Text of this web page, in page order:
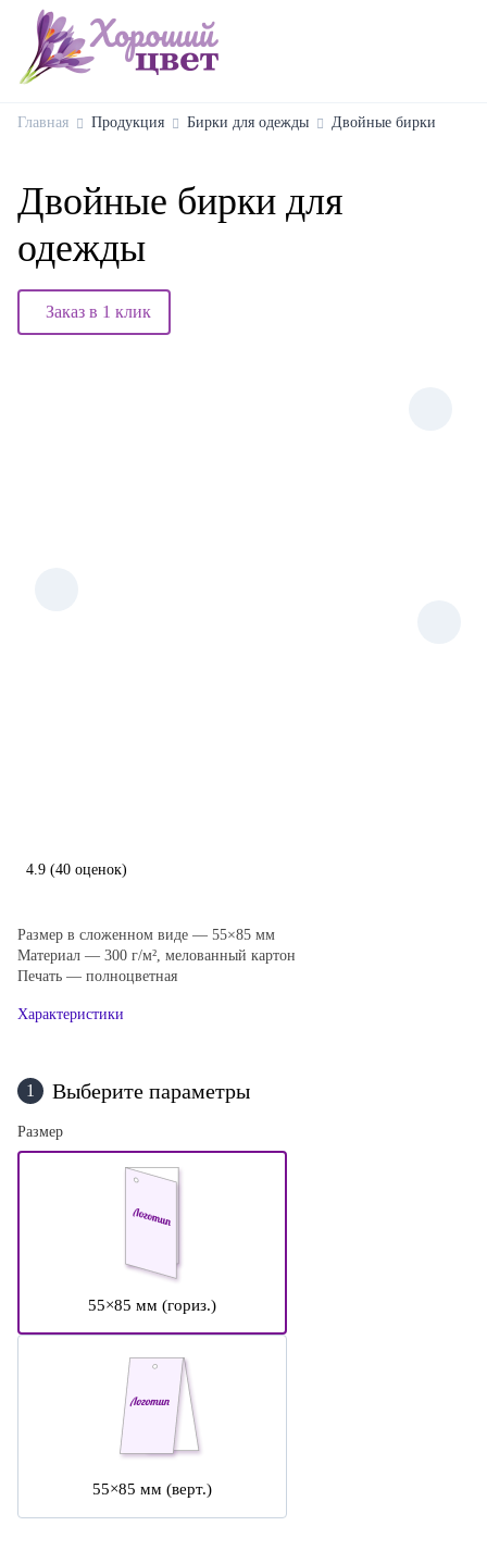
Главная Продукция Бирки для одежды Двойные бирки
Двойные бирки для
одежды
Заказ в 1 клик
4.9 (40 оценок)
Размер в сложенном виде — 55×85 мм
Материал — 300 г/м², мелованный картон
Печать — полноцветная
Характеристики
1 Выберите параметры
Размер
55×85 мм (гориз.)
55×85 мм (верт.)